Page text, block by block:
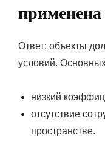
Ответ: объекты
условий.
низкий
отсутствие
пространстве.